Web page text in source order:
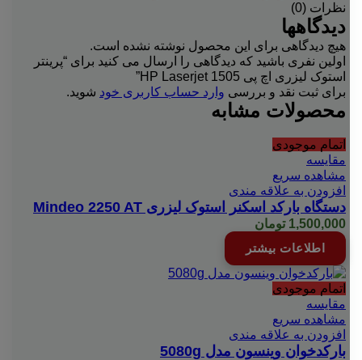
نظرات (0)
دیدگاهها
هیچ دیدگاهی برای این محصول نوشته نشده است.
اولین نفری باشید که دیدگاهی را ارسال می کنید برای “پرینتر
استوک لیزری اچ پی HP Laserjet 1505”
برای ثبت نقد و بررسی وارد حساب کاربری خود شوید.
محصولات مشابه
اتمام موجودی
مقایسه
مشاهده سریع
افزودن به علاقه مندی
دستگاه بارکد اسکنر استوک لیزری Mindeo 2250 AT
1,500,000 تومان
اطلاعات بیشتر
اتمام موجودی
مقایسه
مشاهده سریع
افزودن به علاقه مندی
بارکدخوان وینسون مدل 5080g